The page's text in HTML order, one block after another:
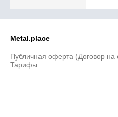
Metal.place
Публичная оферта (Договор на
Тарифы